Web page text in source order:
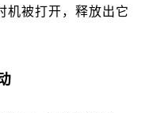
机被打开，释放出它